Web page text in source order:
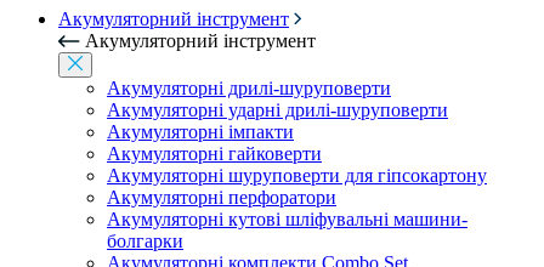
Акумуляторний інструмент
Акумуляторний інструмент
Акумуляторні дрилі-шуруповерти
Акумуляторні ударні дрилі-шуруповерти
Акумуляторні імпакти
Акумуляторні гайковерти
Акумуляторні шуруповерти для гіпсокартону
Акумуляторні перфоратори
Акумуляторні кутові шліфувальні машини-
болгарки
Акумуляторні комплекти Combo Set